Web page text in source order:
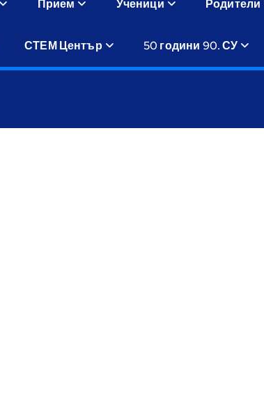
Прием Ученици Родители
СТЕМ Център 50 години 90. СУ